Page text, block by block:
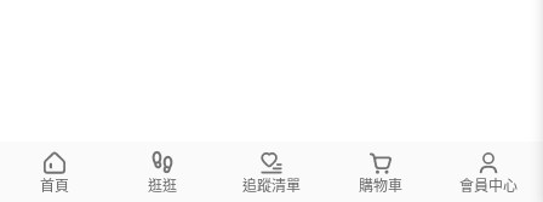
首頁 逛逛 追蹤清單 購物車 會員中心